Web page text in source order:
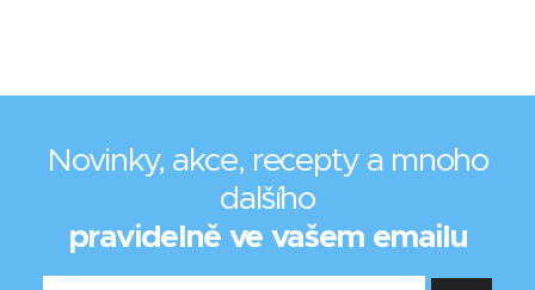
Novinky, akce, recepty a mnoho
dalšího
pravidelně ve vašem emailu